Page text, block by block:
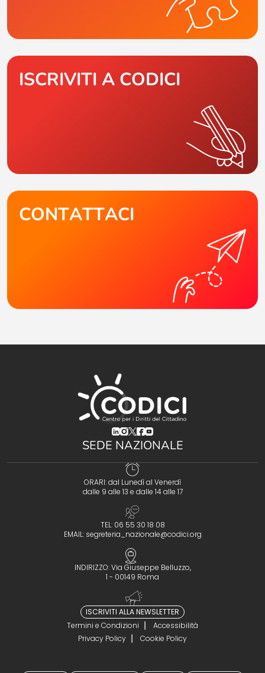
ISCRIVITI A CODICI
CONTATTACI
(opens in a new tab)
(opens in a new tab)
(opens in a new tab)
(opens in a new tab)
(opens in a new tab)
SEDE NAZIONALE
ORARI: dal Lunedì al Venerdì
dalle 9 alle 13 e dalle 14 alle 17
TEL: 06 55 30 18 08
EMAIL: segreteria_nazionale@codici.org
INDIRIZZO: Via Giuseppe Belluzzo,
1 - 00149 Roma
ISCRIVITI ALLA NEWSLETTER
Termini e Condizioni
Accessibilità
Privacy Policy
Cookie Policy